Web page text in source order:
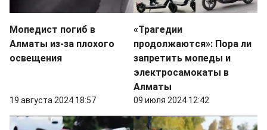
Мопедист погиб в
Алматы из-за плохого
освещения
19 августа 2024 18:57
«Трагедии
продолжаются»: Пора ли
запретить мопеды и
электросамокаты в
Алматы
09 июля 2024 12:42